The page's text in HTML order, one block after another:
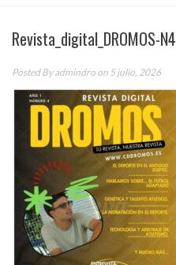
Revista_digital_DROMOS-N4
Posted Byadmindro on 5 julio, 2026